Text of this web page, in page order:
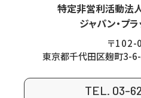
特定非営利活動法人
ジャパン・プ
〒102-
東京都千代田区麹町3-
TEL. 03-